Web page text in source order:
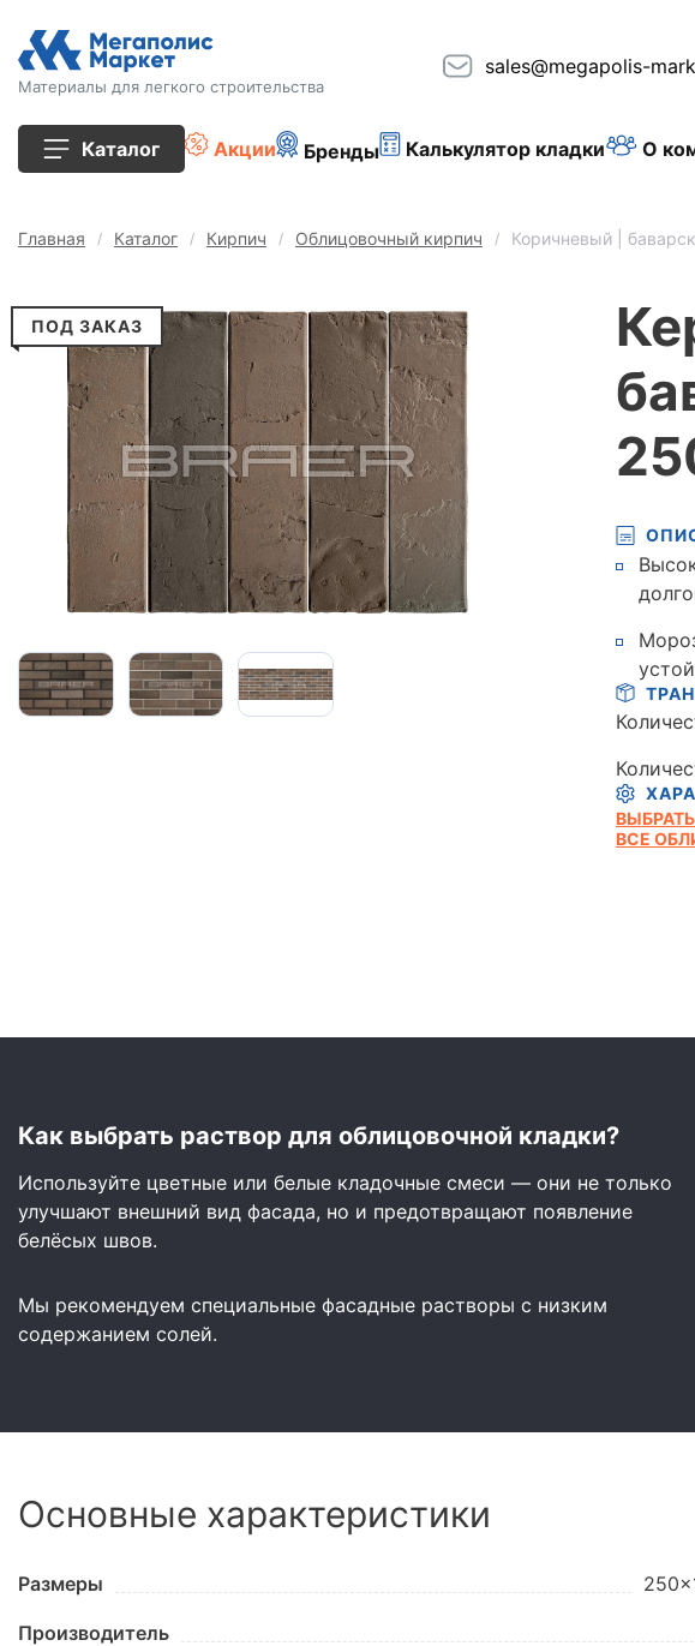
Материалы для легкого строительства
sales@megapolis-
Каталог
Кирпич
Плиты перекрытия
Сопутствующие товары
Тротуарная плитка
Сайдинг
Мягкая кровля
Акции Бренды Калькулятор кладки О
Главная Каталог Кирпич Облицовочный кирпич Коричневый |
ПОД ЗАКАЗ
ВСЕ
Как выбрать раствор для облицовочной кладки?
Используйте цветные или белые кладочные смеси — они не только
улучшают внешний вид фасада, но и предотвращают появление
белёсых швов.
Мы рекомендуем специальные фасадные растворы с низким
содержанием солей.
Основные характеристики
Размеры
Производитель